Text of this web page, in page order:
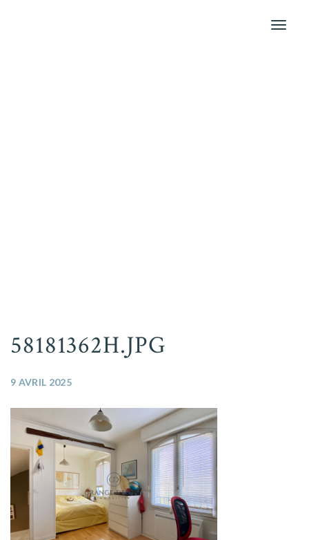
Toggle
58181362H.JPG
9 AVRIL 2025